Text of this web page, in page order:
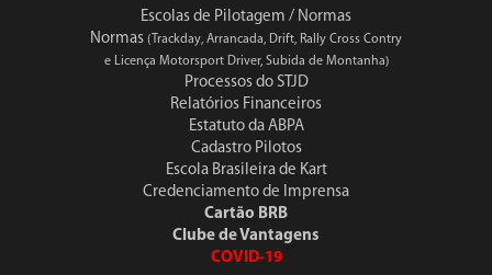
Escolas de Pilotagem / Normas
Normas (Trackday, Arrancada, Drift, Rally Cross Contry
e Licença Motorsport Driver, Subida de Montanha)
Processos do STJD
Relatórios Financeiros
Estatuto da ABPA
Cadastro Pilotos
Escola Brasileira de Kart
Credenciamento de Imprensa
Cartão BRB
Clube de Vantagens
COVID-19